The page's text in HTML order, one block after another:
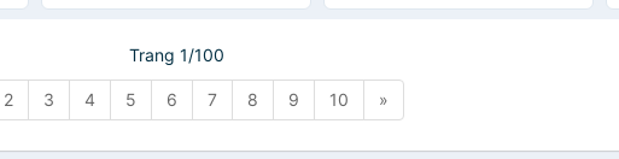
Trang 1/100
2 3 4 5 6 7 8 9 10 »